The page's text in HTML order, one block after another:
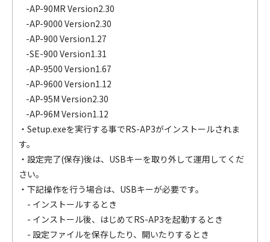
-AP-90MR Version2.30
-AP-9000 Version2.30
-AP-900 Version1.27
-SE-900 Version1.31
-AP-9500 Version1.67
-AP-9600 Version1.12
-AP-95M Version2.30
-AP-96M Version1.12
・Setup.exeを実行する事でRS-AP3がインストールされま
す。
・設定完了(保存)後は、USBキーを取り外して運用してくだ
さい。
・下記操作を行う場合は、USBキーが必要です。
- インストールするとき
- インストール後、はじめてRS-AP3を起動するとき
- 設定ファイルを保存したり、開いたりするとき